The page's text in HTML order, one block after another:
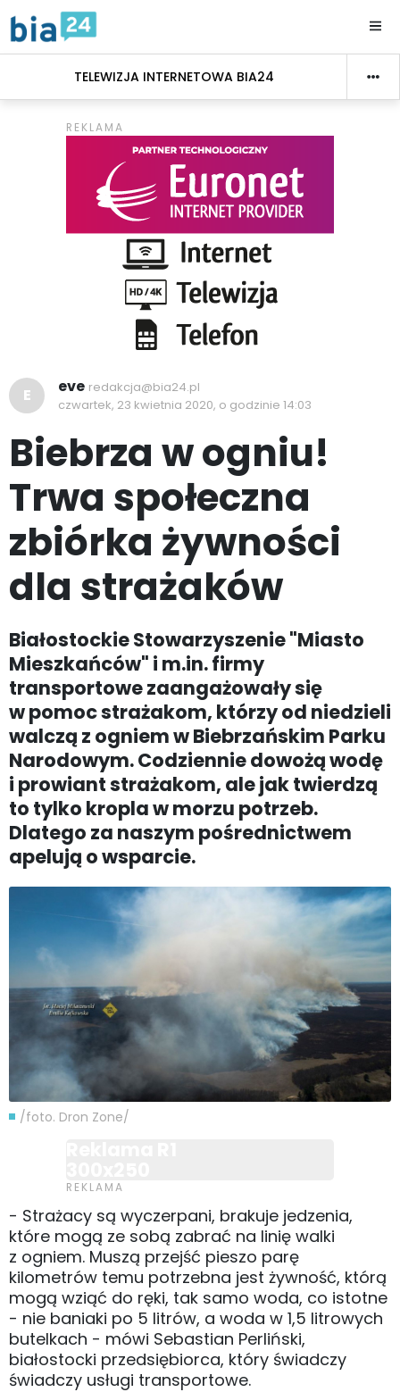
TELEWIZJA INTERNETOWA BIA24
E eve redakcja@bia24.pl
czwartek, 23 kwietnia 2020, o godzinie 14:03
Biebrza w ogniu!
Trwa społeczna
zbiórka żywności
dla strażaków
Białostockie Stowarzyszenie "Miasto
Mieszkańców" i m.in. firmy
transportowe zaangażowały się
w pomoc strażakom, którzy od niedzieli
walczą z ogniem w Biebrzańskim Parku
Narodowym. Codziennie dowożą wodę
i prowiant strażakom, ale jak twierdzą
to tylko kropla w morzu potrzeb.
Dlatego za naszym pośrednictwem
apelują o wsparcie.
/foto. Dron Zone/
- Strażacy są wyczerpani, brakuje jedzenia,
które mogą ze sobą zabrać na linię walki
z ogniem. Muszą przejść pieszo parę
kilometrów temu potrzebna jest żywność, którą
mogą wziąć do ręki, tak samo woda, co istotne
- nie baniaki po 5 litrów, a woda w 1,5 litrowych
butelkach - mówi Sebastian Perliński,
białostocki przedsiębiorca, który świadczy
świadczy usługi transportowe.